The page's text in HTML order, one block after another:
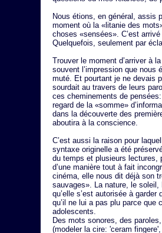
Nous étions, en général, assis
moment où la «litanie des
choses «sensées». C’est
Quelquefois, seulement par
Trouver le moment d’arriver à
souvent l’impression que nous
muté. Et pourtant je ne devais
sourdait au travers de leurs
ces cheminements de
regard de la «somme»
dans la découverte des
aboutira à la conscience.
C’est aussi la raison pour
syntaxe originelle a été
du temps et plusieurs lectures,
d’une manière tout à fait
cinéma, elle nous dit déjà son
sauvages». La nature, le
qu’elle s’est autorisée à
qu’il ne lui a pas plu parce que
adolescents.
Des mots sonores, des
(modeler la cire: 'ceram